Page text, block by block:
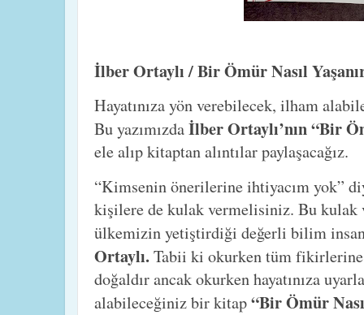
İlber Ortaylı / Bir Ömür Nasıl
Hayatınıza yön verebilecek, ilham
Bu yazımızdaİlber Ortaylı’nın “Bir
ele alıp kitaptan alıntılar paylaşacağız.
“Kimsenin önerilerine ihtiyacım yok”
kişilere de kulak vermelisiniz. Bu
ülkemizin yetiştirdiği değerli bilim
Ortaylı.Tabii ki okurken tüm
doğaldır ancak okurken hayatınıza
alabileceğiniz bir kitap“Bir Ömür